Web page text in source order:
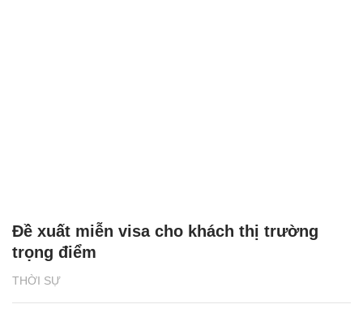
THỜI SỰ
Đề xuất miễn visa cho khách thị trường
trọng điểm